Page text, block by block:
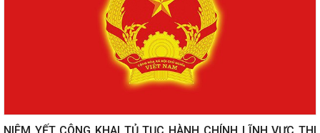
NIÊM YẾT CÔNG KHAI TỦ TỤC HÀNH CHÍNH LĨNH VỰC THI